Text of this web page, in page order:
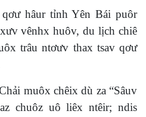
hâur tỉnh Yên Bái puôr
vênhx huôv, du lịch chiê
trâu ntơưv thax tsav qơư
muôx chêix dù za “Sâuv
chuôz uô liêx ntêir; ndis